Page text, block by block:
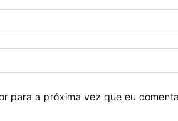
para a próxima vez que eu